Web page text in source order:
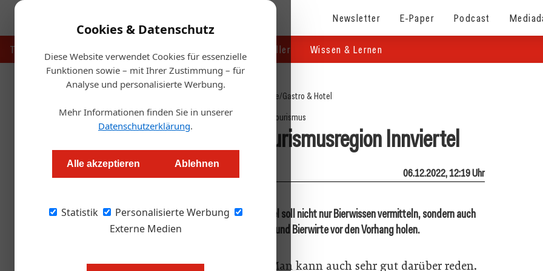
Cookies & Datenschutz
Diese Website verwendet Cookies für essenzielle
Funktionen sowie – mit Ihrer Zustimmung – für
Analyse und personalisierte Werbung.
Mehr Informationen finden Sie in unserer
Datenschutzerklärung.
Alle akzeptieren Ablehnen
Statistik
Personalisierte Werbung
Externe Medien
Newsletter E-Paper Podcast
Touristik Handel & Hersteller Wissen & Lernen
Startseite/Gastro & Hotel
Tourismus
Bier-Podcast hilft Tourismusregion Innviertel
Alexander Grübling 06.12.2022, 12:19 Uhr
Eine neue Podcastreihe der Bierregion Innviertel soll nicht nur Bierwissen vermitteln, sondern auch
über die Biersommelier-Ausbildung informieren und Bierwirte vor den Vorhang holen.
Bier kann man nicht nur trinken. Man kann auch sehr gut darüber reden.